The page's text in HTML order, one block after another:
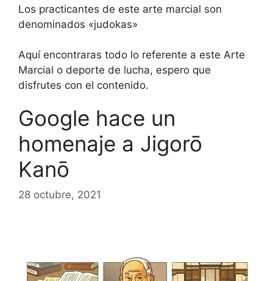
Los practicantes de este arte marcial son
denominados «judokas»
Aquí encontraras todo lo referente a este Arte
Marcial o deporte de lucha, espero que
disfrutes con el contenido.
Google hace un
homenaje a Jigorō
Kanō
28 octubre, 2021